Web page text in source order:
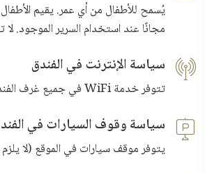
مجانًا عند استخدام السرير الموجود. لا
سياسة الإنترنت في الفندق
تتوفر خدمة WiFi في جميع غرف الفندق.
سياسة وقوف السيارات في
يتوفر موقف سيارات في الموقع (لا